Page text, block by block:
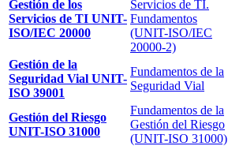
Gestión de los
Servicios de TI UNIT-
ISO/IEC 20000
Servicios de TI.
Fundamentos
(UNIT-ISO/IEC
20000-2)
Gestión de la
Seguridad Vial UNIT-
ISO 39001
Fundamentos de la
Seguridad Vial
Gestión del Riesgo
UNIT-ISO 31000
Fundamentos de la
Gestión del Riesgo
(UNIT-ISO 31000)